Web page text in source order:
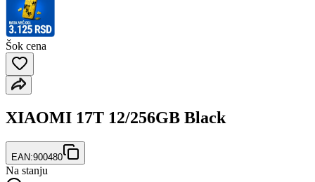
Šok cena
XIAOMI 17T 12/256GB Black
EAN:900480
Na stanju